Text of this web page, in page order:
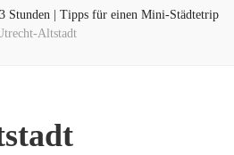
Stunden | Tipps für einen Mini-Städtetrip
Altstadt